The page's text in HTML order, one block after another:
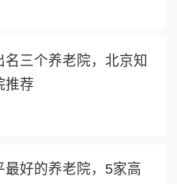
名三个养老院，北京知
推荐
最好的养老院，5家高